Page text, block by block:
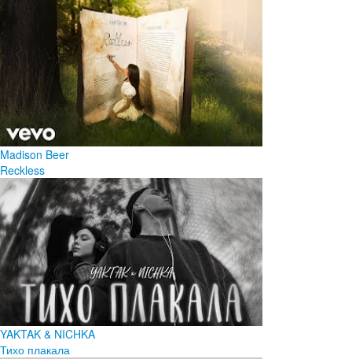
Madison Beer
Reckless
YAKTAK & NICHKA
Тихо плакала